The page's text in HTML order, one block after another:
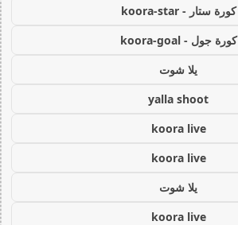
كورة ستار - koora-star
كورة جول - koora-goal
يلا شوت
yalla shoot
koora live
koora live
يلا شوت
koora live